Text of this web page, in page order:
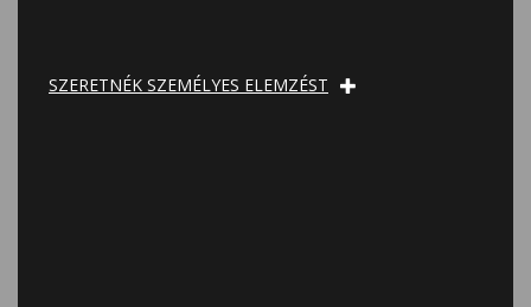
SZERETNÉK SZEMÉLYES ELEMZÉST